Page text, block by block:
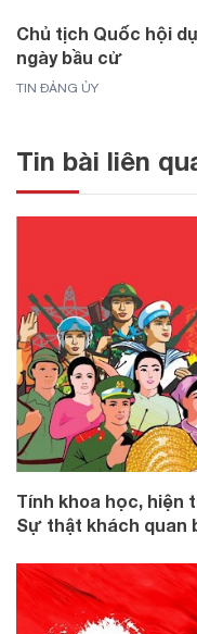
Chủ tịch Quốc hội
ngày bầu cử
TIN ĐẢNG ỦY
Tin bài liên
Tính khoa học, hiện
Sự thật khách quan